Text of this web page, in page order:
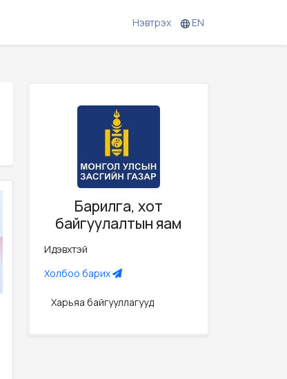
Нэвтрэх EN
Барилга, хот
байгуулалтын яам
Идэвхтэй
Холбоо барих
Харьяа байгууллагууд